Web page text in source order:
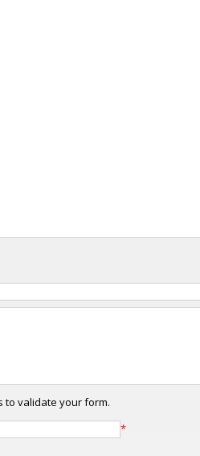
to validate your form.
*